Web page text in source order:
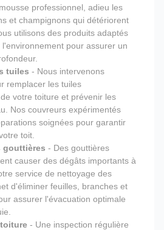
professionnel, adieu les
et champignons qui détériorent
utilisons des produits adaptés
pour assurer un
tuiles - Nous intervenons
remplacer les tuiles
votre toiture et prévenir les
Nos couvreurs expérimentés
soignées pour garantir
toit.
gouttières - Des gouttières
causer des dégâts importants à
service de nettoyage des
d'éliminer feuilles, branches et
assurer l'évacuation optimale
- Une inspection régulière